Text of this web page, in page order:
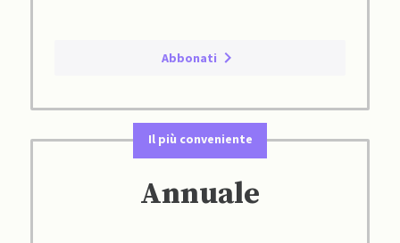
Abbonati
Il più conveniente
Annuale